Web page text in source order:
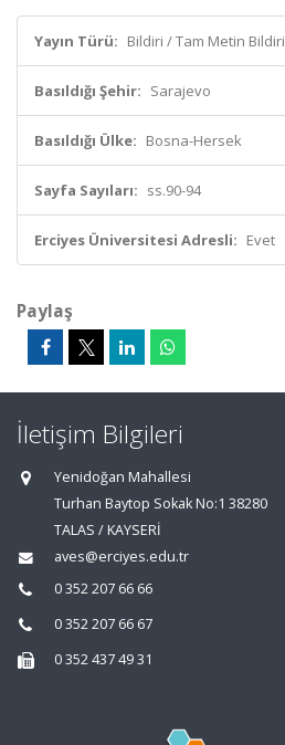
Yayın Türü: Bildiri / Tam Metin Bildiri
Basıldığı Şehir: Sarajevo
Basıldığı Ülke: Bosna-Hersek
Sayfa Sayıları: ss.90-94
Erciyes Üniversitesi Adresli: Evet
Paylaş
İletişim Bilgileri
Yenidoğan Mahallesi
Turhan Baytop Sokak No:1 38280
TALAS / KAYSERİ
aves@erciyes.edu.tr
0 352 207 66 66
0 352 207 66 67
0 352 437 49 31